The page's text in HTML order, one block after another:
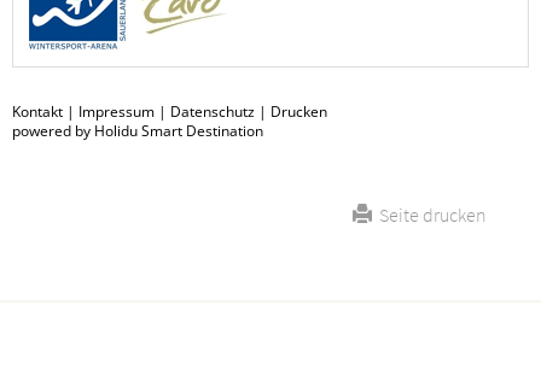
Kontakt | Impressum | Datenschutz | Drucken
powered by Holidu Smart Destination
Seite drucken